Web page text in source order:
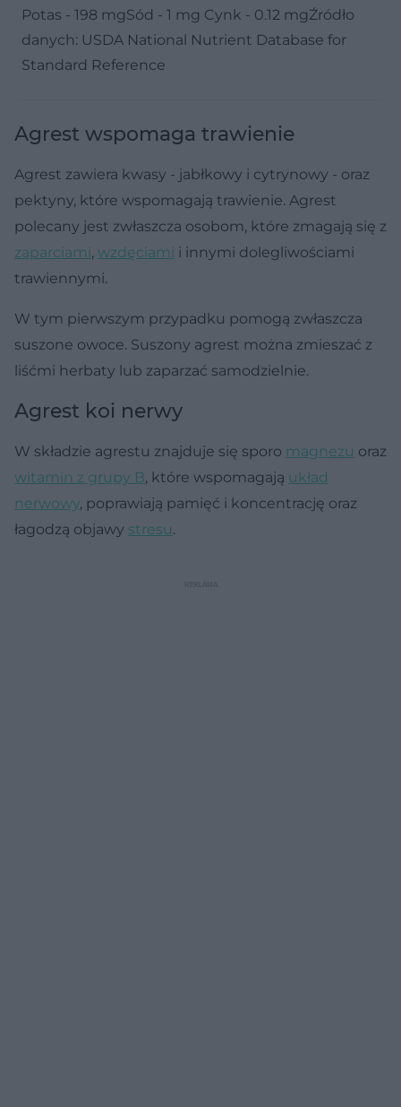
Potas - 198 mgSód - 1 mg Cynk - 0.12 mgŹródło
danych: USDA National Nutrient Database for
Standard Reference
Agrest wspomaga trawienie
Agrest zawiera kwasy - jabłkowy i cytrynowy - oraz
pektyny, które wspomagają trawienie. Agrest
polecany jest zwłaszcza osobom, które zmagają się z
zaparciami, wzdęciami i innymi dolegliwościami
trawiennymi.
W tym pierwszym przypadku pomogą zwłaszcza
suszone owoce. Suszony agrest można zmieszać z
liśćmi herbaty lub zaparzać samodzielnie.
Agrest koi nerwy
W składzie agrestu znajduje się sporo magnezu oraz
witamin z grupy B, które wspomagają układ
nerwowy, poprawiają pamięć i koncentrację oraz
łagodzą objawy stresu.